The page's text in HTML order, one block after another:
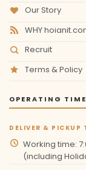
Our Story
WHY
Recruit
Terms & Policy
OPERATING TIME
DELIVER & PICKUP
Working time:
(including